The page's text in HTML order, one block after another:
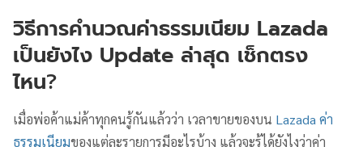
วิธีการคำนวณค่าธรรมเนียม Lazada
เป็นยังไง Update ล่าสุด เช็กตรง
ไหน?
เมื่อพ่อค้าแม่ค้าทุกคนรู้กันแล้วว่า เวลาขายของบน Lazada ค่า
ธรรมเนียมของแต่ละรายการมีอะไรบ้าง แล้วจะรู้ได้ยังไงว่าค่า